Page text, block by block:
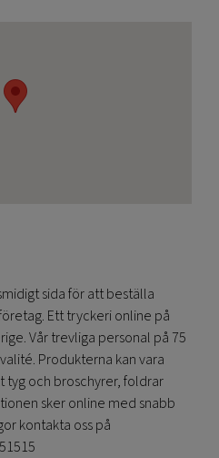
sida för att beställa
Ett tryckeri online på
Vår trevliga personal på 75
Produkterna kan vara
och broschyrer, foldrar
sker online med snabb
kontakta oss på